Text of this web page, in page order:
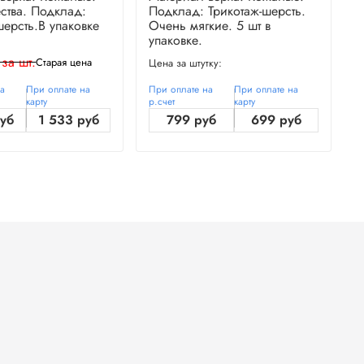
Подклад:
упаковке
шт.Старая цена
При оплате на
карту
1 533 руб
Подклад: Трикотаж-шерсть.
Очень мягкие. 5 шт в
упаковке.
Цена за штутку:
При оплате на
р.счет
799 руб
При оплате на
карту
699 руб